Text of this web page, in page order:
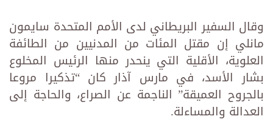
وقال السفير البريطاني لدى الأمم المتحدة سايمون
مانلي إن مقتل المئات من المدنيين من الطائفة
العلوية، الأقلية التي ينحدر منها الرئيس المخلوع
بشار الأسد، في مارس آذار كان “تذكيرا مروعا
بالجروح العميقة” الناجمة عن الصراع، والحاجة إلى
العدالة والمساءلة.